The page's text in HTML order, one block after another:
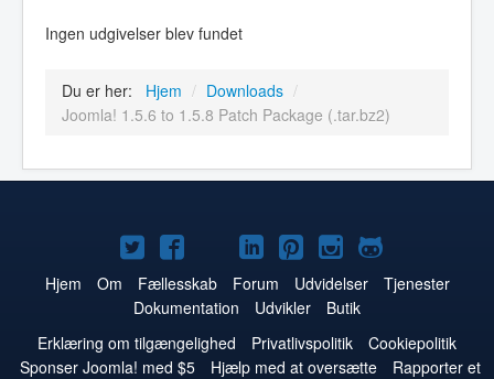
Ingen udgivelser blev fundet
Du er her: Hjem / Downloads /
Joomla! 1.5.6 to 1.5.8 Patch Package (.tar.bz2)
Joomla!
på
Twitter
Joomla!
på
Facebook
Joomla!
på
YouTube
Joomla!
på
LinkedIn
Joomla!
på
Pinterest
Joomla!
på
Instagram
Joomla!
på
Hjem Om Fællesskab Forum Udvidelser
Tjenester
Dokumentation
Udvikler
Butik
Erklæring om tilgængelighed
Privatlivspolitik
Cookiepolitik
Sponser Joomla! med $5
Hjælp med at oversætte Rapporter et